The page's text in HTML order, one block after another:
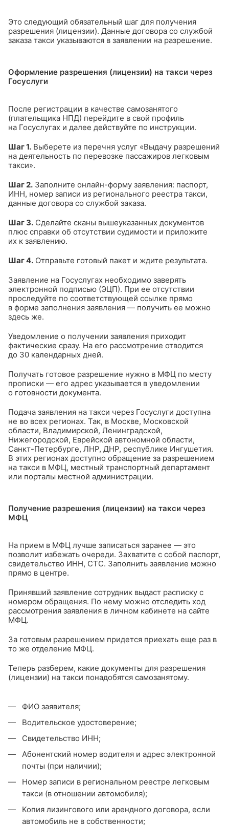
Это следующий обязательный шаг для получения
разрешения (лицензии). Данные договора со службой
заказа такси указываются в заявлении на разрешение.
Оформление разрешения (лицензии) на такси через
Госуслуги
После регистрации в качестве самозанятого
(плательщика НПД) перейдите в свой профиль
на Госуслугах и далее действуйте по инструкции.
Шаг 1. Выберете из перечня услуг «Выдачу разрешений
на деятельность по перевозке пассажиров легковым
такси».
Шаг 2. Заполните онлайн-форму заявления: паспорт,
ИНН, номер записи из регионального реестра такси,
данные договора со службой заказа.
Шаг 3. Сделайте сканы вышеуказанных документов
плюс справки об отсутствии судимости и приложите
их к заявлению.
Шаг 4. Отправьте готовый пакет и ждите результата.
Заявление на Госуслугах необходимо заверять
электронной подписью (ЭЦП). При ее отсутствии
проследуйте по соответствующей ссылке прямо
в форме заполнения заявления — получить ее можно
здесь же.
Уведомление о получении заявления приходит
фактические сразу. На его рассмотрение отводится
до 30 календарных дней.
Получать готовое разрешение нужно в МФЦ по месту
прописки — его адрес указывается в уведомлении
о готовности документа.
Подача заявления на такси через Госуслуги доступна
не во всех регионах. Так, в Москве, Московской
области, Владимирской, Ленинградской,
Нижегородской, Еврейской автономной области,
Санкт-Петербурге, ЛНР, ДНР, республике Ингушетия.
В этих регионах доступно обращение за разрешением
на такси в МФЦ, местный транспортный департамент
или порталы местной администрации.
Получение разрешения (лицензии) на такси через
МФЦ
На прием в МФЦ лучше записаться заранее — это
позволит избежать очереди. Захватите с собой паспорт,
свидетельство ИНН, СТС. Заполнить заявление можно
прямо в центре.
Принявший заявление сотрудник выдаст расписку с
номером обращения. По нему можно отследить ход
рассмотрения заявления в личном кабинете на сайте
МФЦ.
За готовым разрешением придется приехать еще раз в
то же отделение МФЦ.
Теперь разберем, какие документы для разрешения
(лицензии) на такси понадобятся самозанятому.
ФИО заявителя;
Водительское удостоверение;
Свидетельство ИНН;
Абонентский номер водителя и адрес электронной
почты (при наличии);
Номер записи в региональном реестре легковым
такси (в отношении автомобиля);
Копия лизингового или арендного договора, если
автомобиль не в собственности;